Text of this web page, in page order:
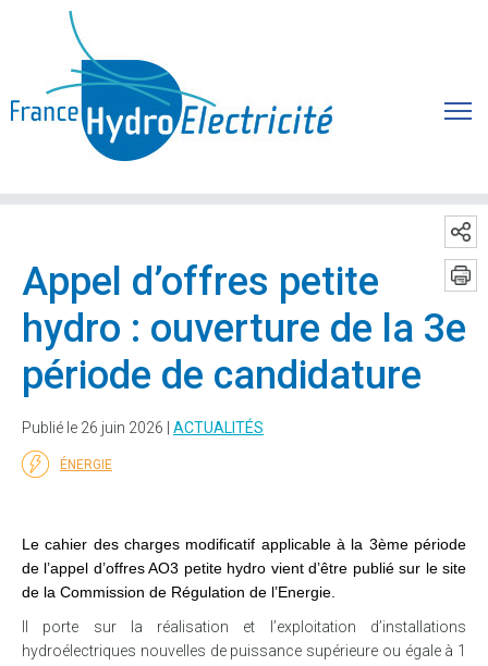
Appel d’offres petite
hydro : ouverture de la 3e
période de candidature
Publié le 26 juin 2026 | ACTUALITÉS
ÉNERGIE
Le cahier des charges modificatif applicable à la 3ème période
de l’appel d’offres AO3 petite hydro vient d’être publié sur le site
de la Commission de Régulation de l’Energie.
Il porte sur la réalisation et l’exploitation d’installations
hydroélectriques nouvelles de puissance supérieure ou égale à 1